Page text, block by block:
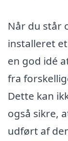
Når du står
installeret
en god idé
fra
Dette kan
også sikre,
udført af